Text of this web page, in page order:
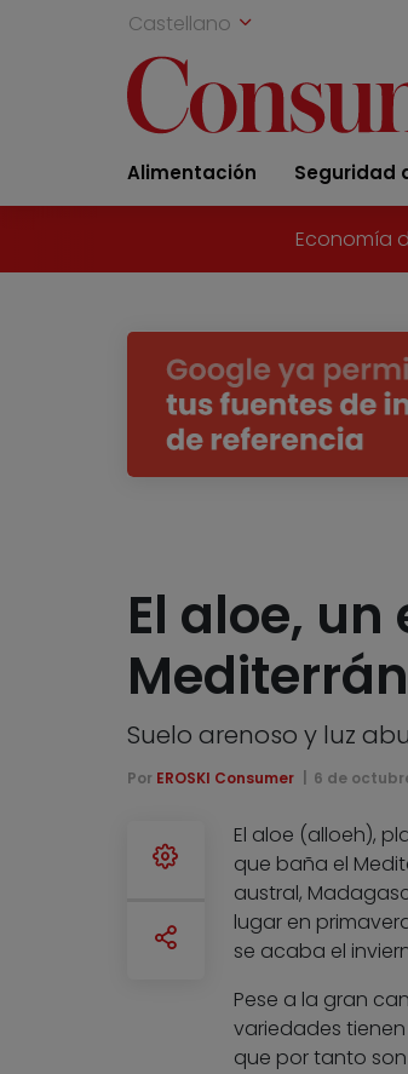
Castellano
Alimentación Seguridad
Economía
El aloe,
Suelo arenoso y luz
Por EROSKI Consumer 6 de
El aloe (alloeh),
que baña el
austral,
lugar en
se acaba el
Pese a la gran
variedades
que por tanto